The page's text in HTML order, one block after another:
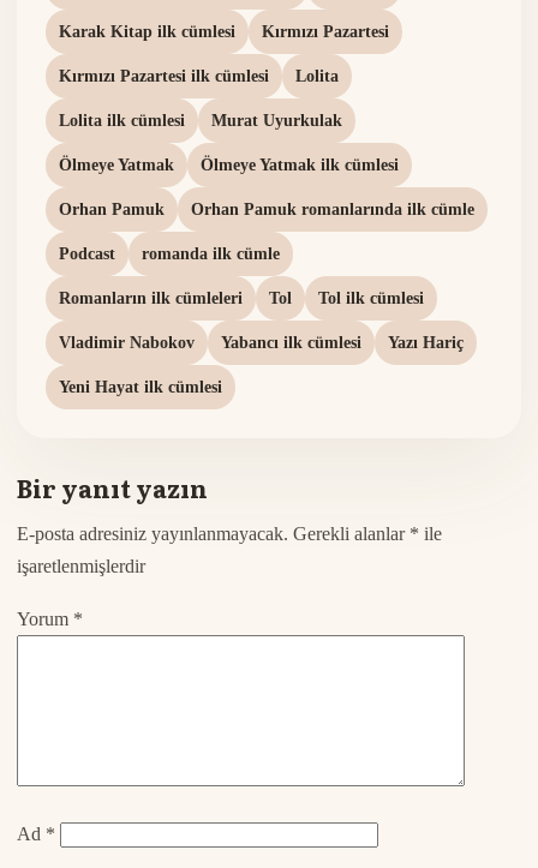
Karak Kitap ilk cümlesi Kırmızı Pazartesi
Kırmızı Pazartesi ilk cümlesi Lolita
Lolita ilk cümlesi Murat Uyurkulak
Ölmeye Yatmak Ölmeye Yatmak ilk cümlesi
Orhan Pamuk Orhan Pamuk romanlarında ilk cümle
Podcast romanda ilk cümle
Romanların ilk cümleleri Tol Tol ilk cümlesi
Vladimir Nabokov Yabancı ilk cümlesi Yazı Hariç
Yeni Hayat ilk cümlesi
Bir yanıt yazın
E-posta adresiniz yayınlanmayacak. Gerekli alanlar * ile
işaretlenmişlerdir
Yorum *
Ad *